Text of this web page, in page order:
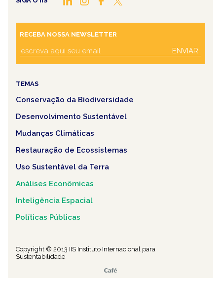
RECEBA NOSSA NEWSLETTER
ENVIAR
TEMAS
Conservação da Biodiversidade
Desenvolvimento Sustentável
Mudanças Climáticas
Restauração de Ecossistemas
Uso Sustentável da Terra
Análises Econômicas
Inteligência Espacial
Políticas Públicas
Copyright © 2013 IIS Instituto Internacional para
Sustentabilidade